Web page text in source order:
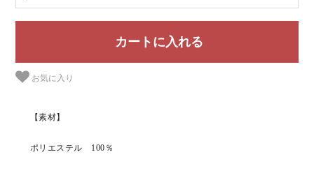
お気に入り
【素材】
ポリエステル 100％